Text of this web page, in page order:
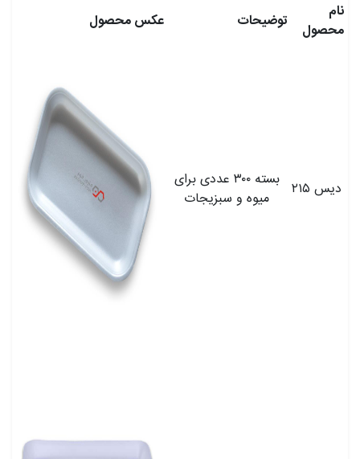
نام
محصول
توضیحات عکس محصول
دیس ۲۱۵
بسته ۳۰۰ عددی برای
میوه و سبزیجات